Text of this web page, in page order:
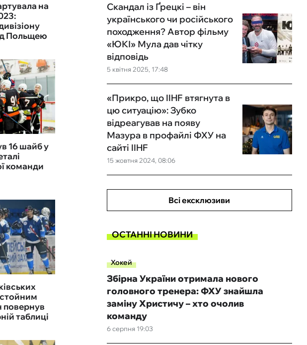
на
Польщею
16 шайб у
команди
повернув
таблиці
5 квітня 2025, 17:48
Скандал із Ґрецкі – він
українського чи російського
походження? Автор фільму
«ЮКІ» Мула дав чітку
відповідь
15 жовтня 2024, 08:06
«Прикро, що IIHF втягнута в
цю ситуацію»: Зубко
відреагував на появу
Мазура в профайлі ФХУ на
сайті IIHF
Всі ексклюзиви
ОСТАННІ НОВИНИ
Хокей
6 серпня 19:03
Збірна України отримала нового
головного тренера: ФХУ знайшла
заміну Христичу – хто очолив
команду